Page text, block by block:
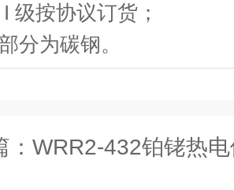
级按协议订货；
分为碳钢。
： WRR2-432铂铑热